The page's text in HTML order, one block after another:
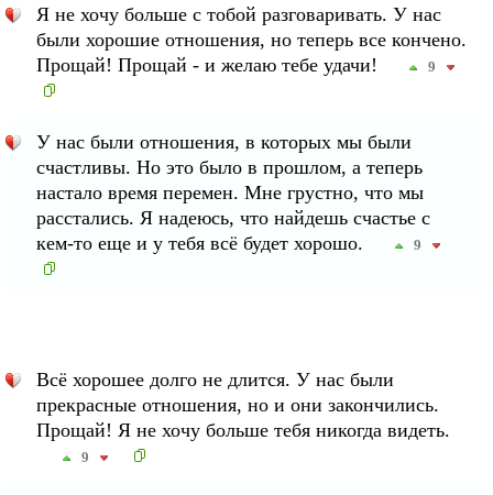
Я не хочу больше с тобой разговаривать. У нас
были хорошие отношения, но теперь все кончено.
Прощай! Прощай - и желаю тебе удачи!
9
У нас были отношения, в которых мы были
счастливы. Но это было в прошлом, а теперь
настало время перемен. Мне грустно, что мы
расстались. Я надеюсь, что найдешь счастье с
кем-то еще и у тебя всё будет хорошо.
9
Всё хорошее долго не длится. У нас были
прекрасные отношения, но и они закончились.
Прощай! Я не хочу больше тебя никогда видеть.
9